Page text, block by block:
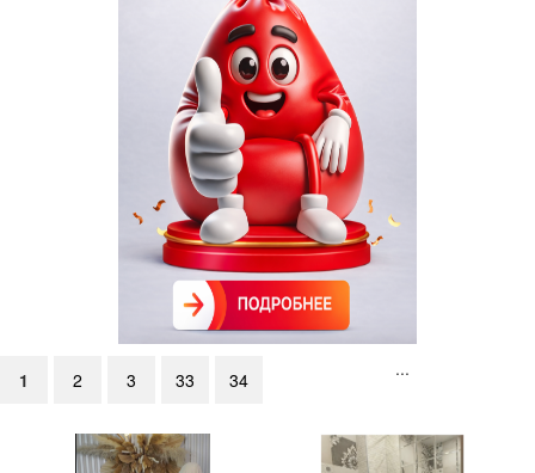
1 2 3 ...
33 34